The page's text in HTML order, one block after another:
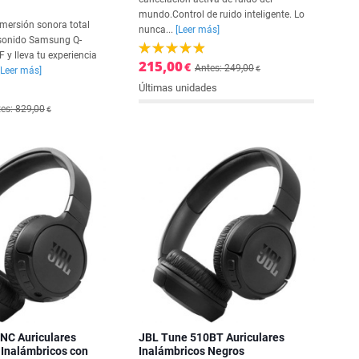
sonora total
Samsung Q-
y lleva tu experiencia
más]
829,00€
mundo.Control de ruido inteligente. Lo
nunca...
[Leer más]
215,00€ Antes: 249,00€
Últimas unidades
Auriculares
con
JBL Tune 510BT Auriculares
Inalámbricos Negros